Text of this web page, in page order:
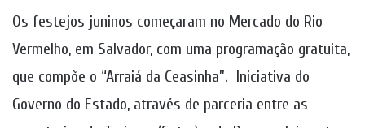
Os festejos juninos começaram no Mercado do Rio
Vermelho, em Salvador, com uma programação gratuita,
que compõe o “Arraiá da Ceasinha”. Iniciativa do
Governo do Estado, através de parceria entre as